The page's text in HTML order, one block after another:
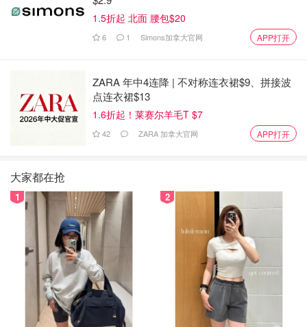
1.5折起 北面 腰包$20
6 1 Simons加拿大官网 APP打开
ZARA 年中4连降 | 不对称连衣裙$9、拼接波
点连衣裙$13
1.6折起！莱赛尔羊毛T $7
42 ZARA 加拿大官网 APP打开
大家都在抢
1 2